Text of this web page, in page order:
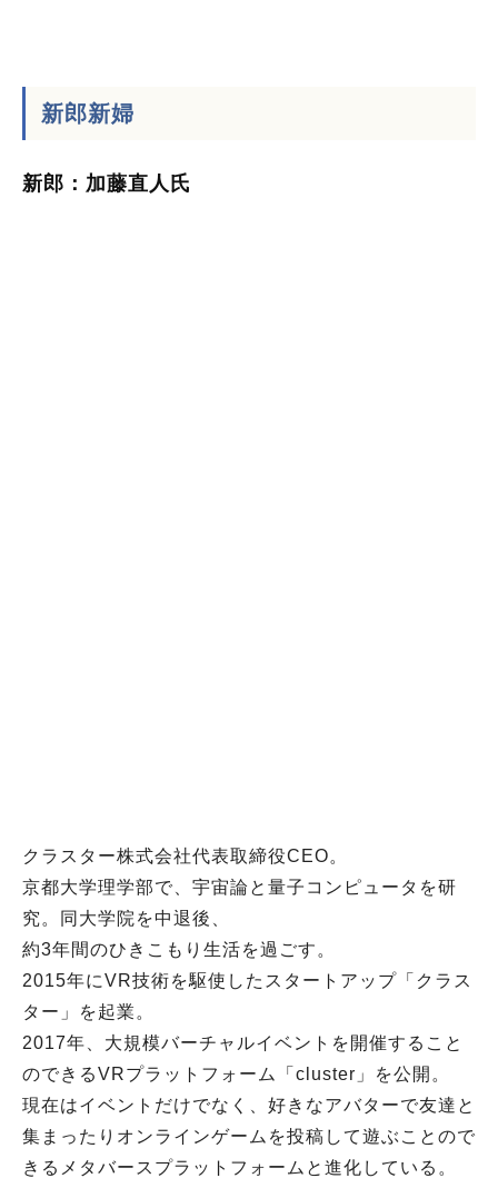
新郎新婦
新郎：加藤直人氏
クラスター株式会社代表取締役CEO。
京都大学理学部で、宇宙論と量子コンピュータを研
究。同大学院を中退後、
約3年間のひきこもり生活を過ごす。
2015年にVR技術を駆使したスタートアップ「クラス
ター」を起業。
2017年、大規模バーチャルイベントを開催すること
のできるVRプラットフォーム「cluster」を公開。
現在はイベントだけでなく、好きなアバターで友達と
集まったりオンラインゲームを投稿して遊ぶことので
きるメタバースプラットフォームと進化している。